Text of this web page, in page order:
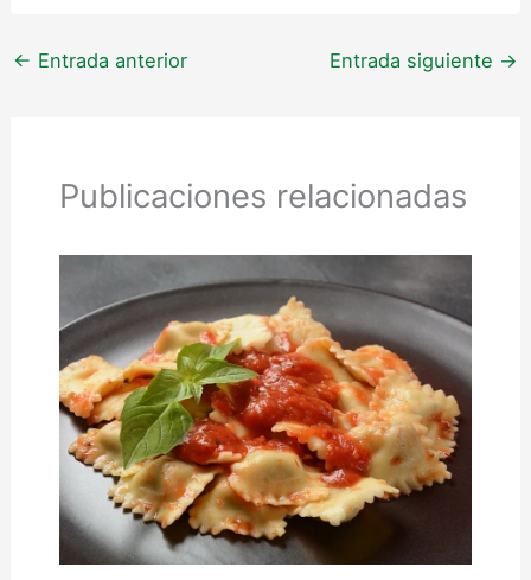
← Entrada anterior Entrada siguiente →
Publicaciones relacionadas